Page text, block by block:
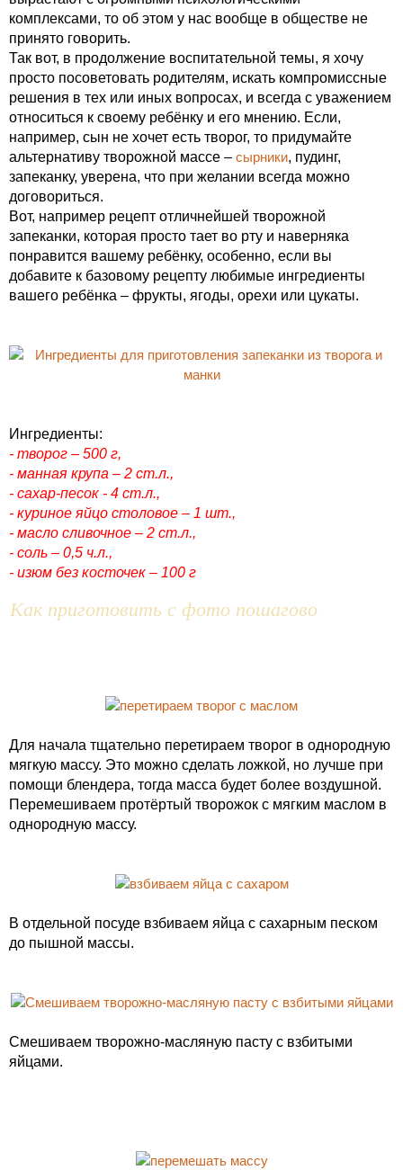
комплексами, то об этом у нас вообще в обществе не
принято говорить.
Так вот, в продолжение воспитательной темы, я хочу
просто посоветовать родителям, искать компромиссные
решения в тех или иных вопросах, и всегда с уважением
относиться к своему ребёнку и его мнению. Если,
например, сын не хочет есть творог, то придумайте
альтернативу творожной массе – сырники, пудинг,
запеканку, уверена, что при желании всегда можно
договориться.
Вот, например рецепт отличнейшей творожной
запеканки, которая просто тает во рту и наверняка
понравится вашему ребёнку, особенно, если вы
добавите к базовому рецепту любимые ингредиенты
вашего ребёнка – фрукты, ягоды, орехи или цукаты.
Ингредиенты:
- творог – 500 г,
- манная крупа – 2 ст.л.,
- сахар-песок - 4 ст.л.,
- куриное яйцо столовое – 1 шт.,
- масло сливочное – 2 ст.л.,
- соль – 0,5 ч.л.,
- изюм без косточек – 100 г
Как приготовить с фото пошагово
Для начала тщательно перетираем творог в однородную
мягкую массу. Это можно сделать ложкой, но лучше при
помощи блендера, тогда масса будет более воздушной.
Перемешиваем протёртый творожок с мягким маслом в
однородную массу.
В отдельной посуде взбиваем яйца с сахарным песком
до пышной массы.
Смешиваем творожно-масляную пасту с взбитыми
яйцами.